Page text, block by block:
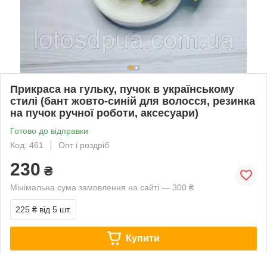
Прикраса на гульку, пучок в українському
стилі (бант жовто-синій для волосся, резинка
на пучок ручної роботи, аксесуари)
Готово до відправки
Код: 461
Опт і роздріб
230 ₴
Мінімальна сума замовлення на сайті — 300 ₴
225 ₴ від 5 шт.
Купити